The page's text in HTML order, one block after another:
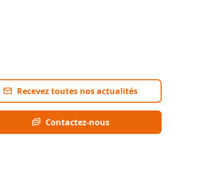
Recevez toutes nos actualités
Contactez-nous